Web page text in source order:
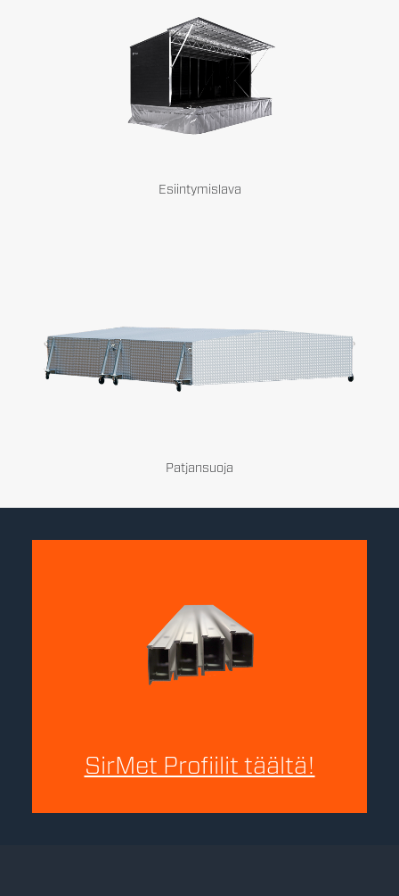
Esiintymislava
Patjansuoja
SirMet Profiilit täältä!